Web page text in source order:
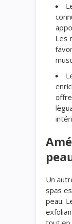
Les
Un
spas
peau.